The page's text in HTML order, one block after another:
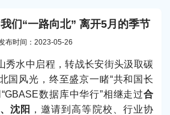
们“一路向北” 离开5月的季节
布时间：2023-05-26
秀水中启程，转战长安街头汲取碳
国风光，终至盛京一睹“共和国长
数据库中华行”相继走过合
沈阳 ，邀请到高等院校、行业协